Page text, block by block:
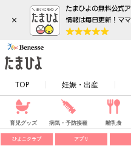
×
TOP 妊娠・出産
育児グッズ 病気・予防接種 離乳食
ひよこクラブ アプリ